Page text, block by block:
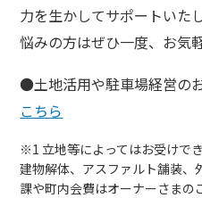
力を生かしてサポートいた
悩みの方はぜひ一度、お気
●土地活用や駐車場経営の
こちら
※1 立地等によってはお受けで
建物解体、アスファルト舗装
課や町内会費はオーナーさまの